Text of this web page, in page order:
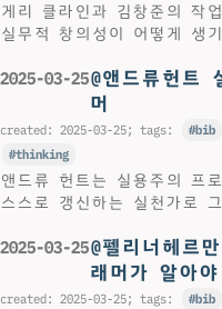
게리 클라인과 김창준의 작
실무적 창의성이 어떻게 생
2025-03-25@앤드류헌트
머
created: 2025-03-25; tags: bib
thinking
앤드류 헌트는 실용주의 프
스스로 갱신하는 실천가로
2025-03-25@펠리너헤르
래머가 알아
created: 2025-03-25; tags: bib